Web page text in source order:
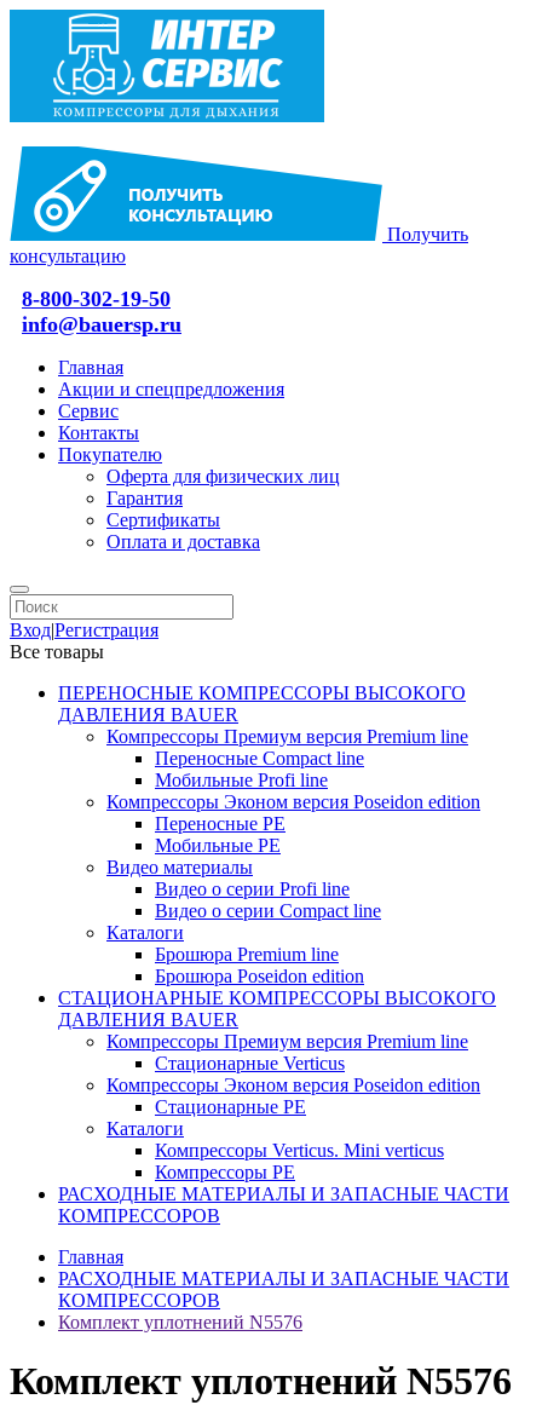
Получить
консультацию
8-800-302-19-50
info@bauersp.ru
Главная
Акции и спецпредложения
Сервис
Контакты
Покупателю
Оферта для физических лиц
Гарантия
Сертификаты
Оплата и доставка
Вход|Регистрация
Все товары
ПЕРЕНОСНЫЕ КОМПРЕССОРЫ ВЫСОКОГО
ДАВЛЕНИЯ BAUER
Компрессоры Премиум версия Premium line
Переносные Compact line
Мобильные Profi line
Компрессоры Эконом версия Poseidon edition
Переносные PE
Мобильные PE
Видео материалы
Видео о серии Profi line
Видео о серии Compact line
Каталоги
Брошюра Premium line
Брошюра Poseidon edition
СТАЦИОНАРНЫЕ КОМПРЕССОРЫ ВЫСОКОГО
ДАВЛЕНИЯ BAUER
Компрессоры Премиум версия Premium line
Стационарные Verticus
Компрессоры Эконом версия Poseidon edition
Стационарные PE
Каталоги
Компрессоры Verticus. Mini verticus
Компрессоры PE
РАСХОДНЫЕ МАТЕРИАЛЫ И ЗАПАСНЫЕ ЧАСТИ
КОМПРЕССОРОВ
Главная
РАСХОДНЫЕ МАТЕРИАЛЫ И ЗАПАСНЫЕ ЧАСТИ
КОМПРЕССОРОВ
Комплект уплотнений N5576
Комплект уплотнений N5576